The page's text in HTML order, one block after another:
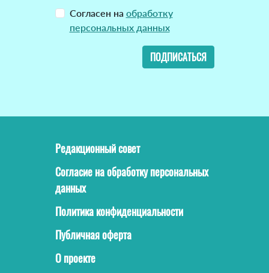
Согласен на обработку
персональных данных
ПОДПИСАТЬСЯ
Редакционный совет
Согласие на обработку персональных
данных
Политика конфиденциальности
Публичная оферта
О проекте